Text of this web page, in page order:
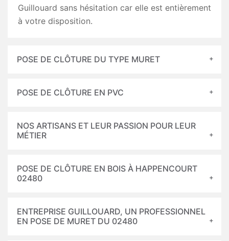
Guillouard sans hésitation car elle est entièrement
à votre disposition.
POSE DE CLÔTURE DU TYPE MURET
POSE DE CLÔTURE EN PVC
NOS ARTISANS ET LEUR PASSION POUR LEUR
MÉTIER
POSE DE CLÔTURE EN BOIS À HAPPENCOURT
02480
ENTREPRISE GUILLOUARD, UN PROFESSIONNEL
EN POSE DE MURET DU 02480